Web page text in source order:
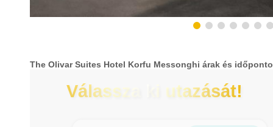
The Olivar Suites Hotel Korfu Messonghi árak és
Válassza ki utazását!